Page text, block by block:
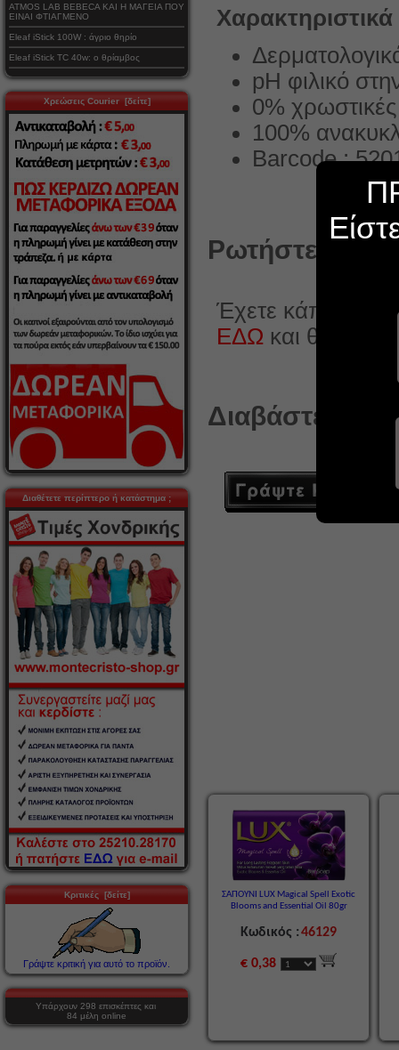
ATMOS LAB BEBECA ΚΑΙ Η ΜΑΓΕΙΑ ΠΟΥ
ΕΙΝΑΙ ΦΤΙΑΓΜΕΝΟ
Eleaf iStick 100W : άγριο θηρίο
Eleaf iStick TC 40w: ο θρίαμβος
Χρεώσεις Courier [δείτε]
Διαθέτετε περίπτερο ή κατάστημα ;
Κριτικές [δείτε]
Γράψτε κριτική για αυτό το προϊόν.
Υπάρχουν 298 επισκέπτες και
84 μέλη online
Χαρακτηριστικά
pH φιλικό
0% χρωστικές
100%
Barcode :
Ρωτήστε κάτι
Έχετε κάποια
ΕΔΩ και θα
Διαβάστε ή
ΣΑΠΟΥΝΙ LUX Magical Spell Exotic
Blooms and Essential Oil 80gr
Κωδικός :46129
€ 0,38